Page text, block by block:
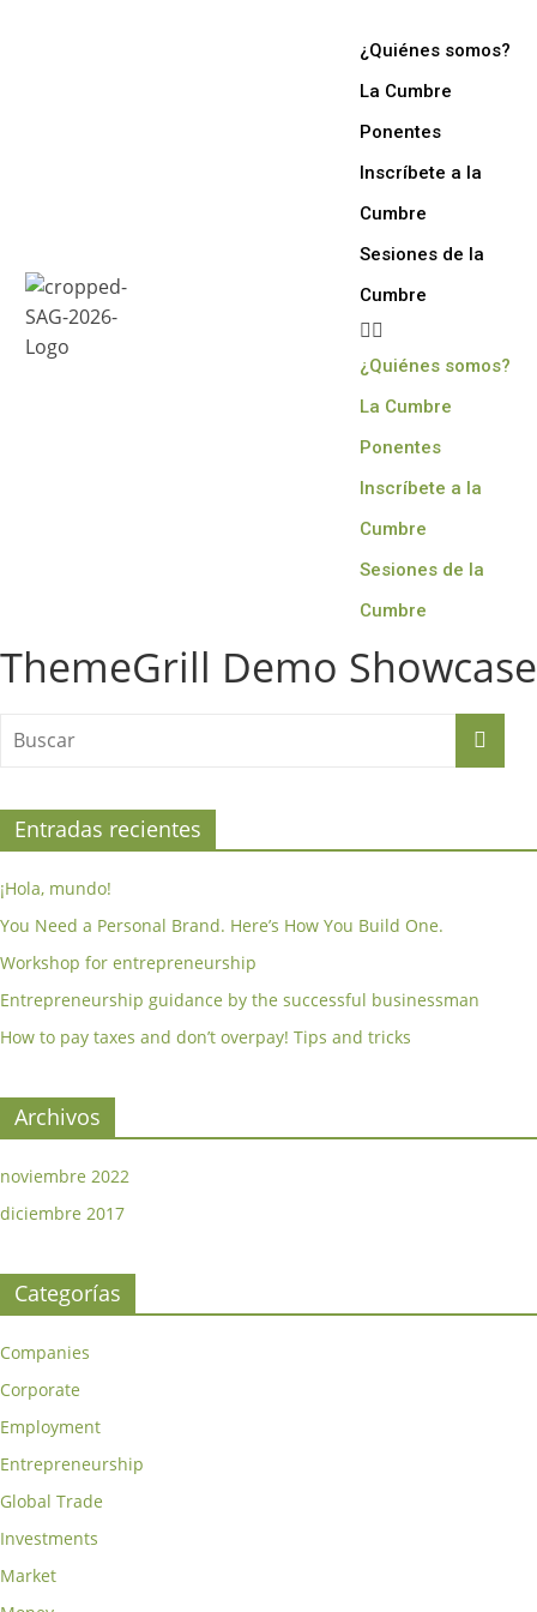
¿Quiénes somos?
La Cumbre
Ponentes
Inscríbete a la
Cumbre
Sesiones de la
Cumbre
¿Quiénes somos?
La Cumbre
Ponentes
Inscríbete a la
Cumbre
Sesiones de la
Cumbre
ThemeGrill Demo Showcase
Entradas recientes
¡Hola, mundo!
You Need a Personal Brand. Here’s How You Build One.
Workshop for entrepreneurship
Entrepreneurship guidance by the successful businessman
How to pay taxes and don’t overpay! Tips and tricks
Archivos
noviembre 2022
diciembre 2017
Categorías
Companies
Corporate
Employment
Entrepreneurship
Global Trade
Investments
Market